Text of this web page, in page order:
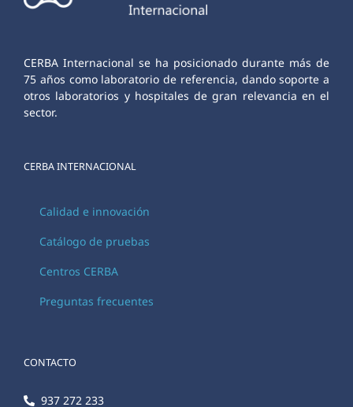
CERBA Internacional se ha posicionado durante más de
75 años como laboratorio de referencia, dando soporte a
otros laboratorios y hospitales de gran relevancia en el
sector.
CERBA INTERNACIONAL
Calidad e innovación
Catálogo de pruebas
Centros CERBA
Preguntas frecuentes
CONTACTO
937 272 233